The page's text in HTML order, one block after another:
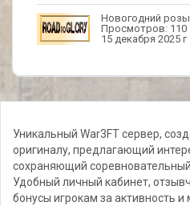
Новогодний
Просмотров: 110
15 декабря 2025 г
Уникальный War3FT сервер,
оригиналу, предлагающий
сохраняющий
Удобный личный кабинет,
бонусы игрокам за активность и